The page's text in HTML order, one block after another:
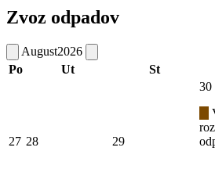
Zvoz odpadov
August2026
Po
Ut St
27 28 29
30